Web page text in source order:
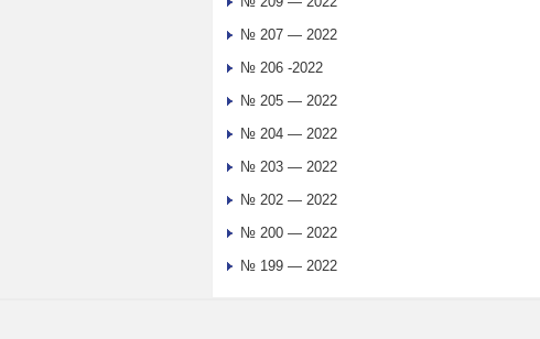
№ 207 — 2022
№ 206 -2022
№ 205 — 2022
№ 204 — 2022
№ 203 — 2022
№ 202 — 2022
№ 200 — 2022
№ 199 — 2022